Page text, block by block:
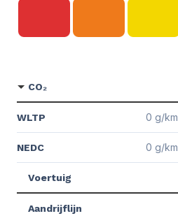
CO₂
WLTP 0 g/km
NEDC 0 g/km
Voertuig
Aandrijflijn